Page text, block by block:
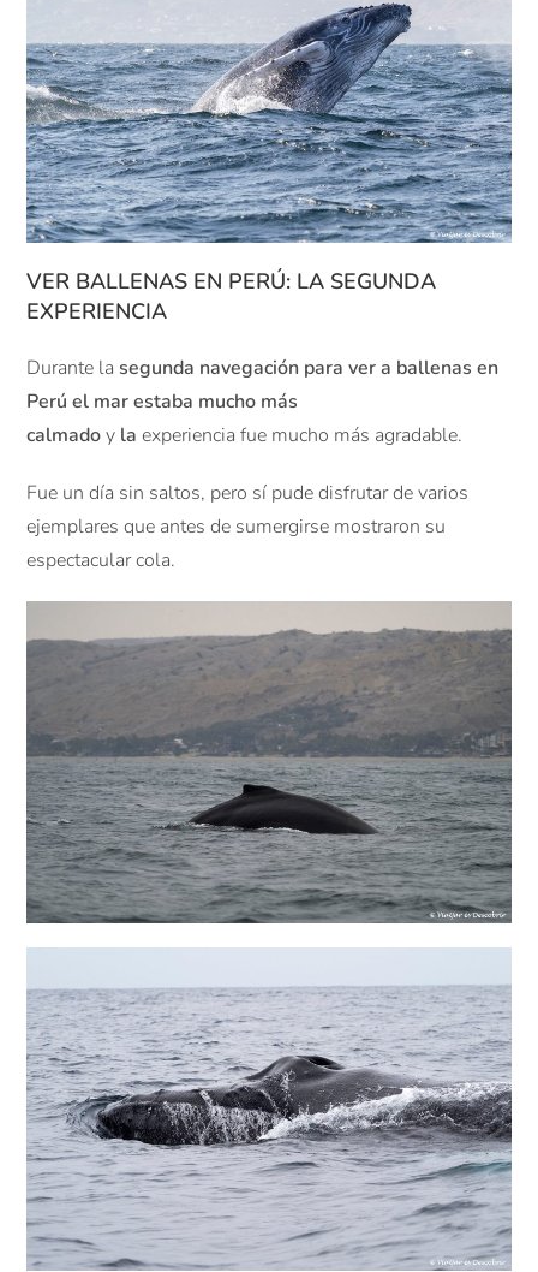
VER BALLENAS EN PERÚ: LA SEGUNDA
EXPERIENCIA
Durante lasegunda navegación para ver a ballenas en
Perú el mar estaba mucho más
calmadoy la experiencia fue mucho más agradable.
Fue un día sin saltos, pero sí pude disfrutar de varios
ejemplares que antes de sumergirse mostraron su
espectacular cola.